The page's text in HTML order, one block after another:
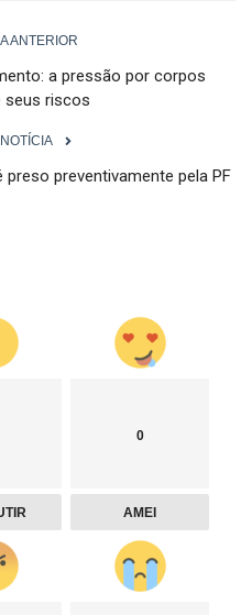
ANTERIOR
a pressão por corpos
seus riscos
preventivamente pela PF
0
AMEI